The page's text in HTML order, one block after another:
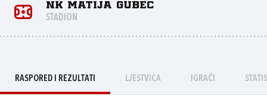
NK Matija Gubec
STADION
RASPORED I REZULTATI LJESTVICA IGRAČI